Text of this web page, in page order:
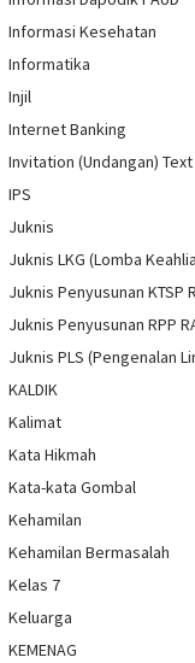
Informasi Kesehatan
Informatika
Injil
Internet Banking
Invitation (Undangan) Text
IPS
Juknis
Juknis LKG (Lomba
Juknis Penyusunan KTSP
Juknis Penyusunan RPP
Juknis PLS (Pengenalan
KALDIK
Kalimat
Kata Hikmah
Kata-kata Gombal
Kehamilan
Kehamilan Bermasalah
Kelas 7
Keluarga
KEMENAG